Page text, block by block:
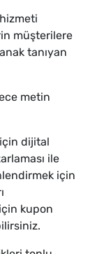
müşterilere
tanıyan
metin
dijital
ile
için
kupon